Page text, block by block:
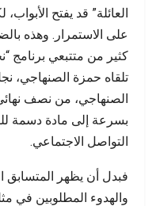
العائلة” قد يفتح
على الاستمرار. وهذه
كثير من متتبعي برنامج
تلقاه حمزة الصنهاجي،
الصنهاجي، من نصف
بسرعة إلى مادة دسمة
التواصل الاجتماعي.
فبدل أن يظهر المتسابق
والهدوء المطلوبين في